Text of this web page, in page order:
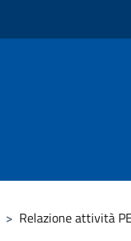
> Relazione attività